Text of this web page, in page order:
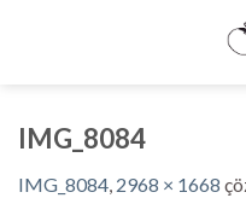
IMG_8084
IMG_8084, 2968 × 1668